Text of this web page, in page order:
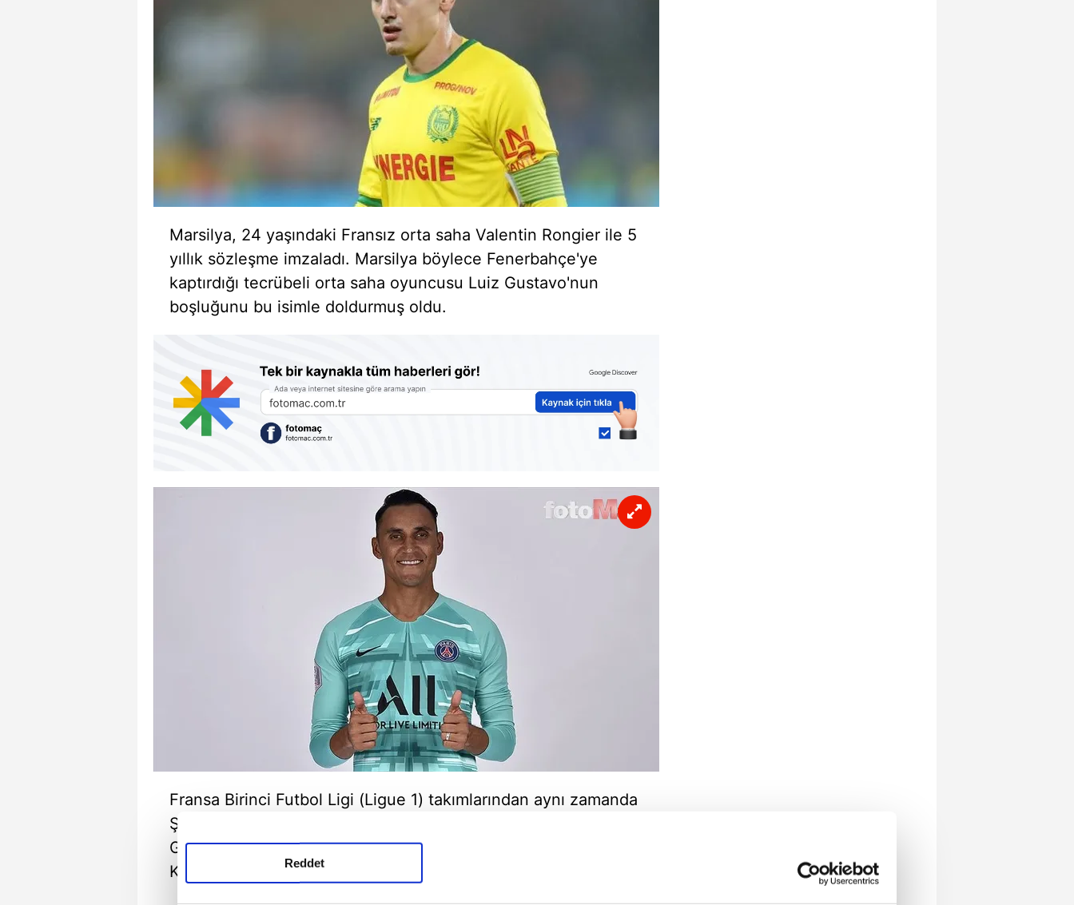
Reddet
Marsilya, 24 yaşındaki Fransız orta saha Valentin Rongier ile 5
yıllık sözleşme imzaladı. Marsilya böylece Fenerbahçe'ye
kaptırdığı tecrübeli orta saha oyuncusu Luiz Gustavo'nun
boşluğunu bu isimle doldurmuş oldu.
Fransa Birinci Futbol Ligi (Ligue 1) takımlarından aynı zamanda
Şampiyonlar Ligi'nde Galatasaray'ın rakibi olan Paris Saint-
Germain (PSG), Real Madrid forması giyen Kosta Rikalı kaleci
Keylor Navas'ı transfer etti.